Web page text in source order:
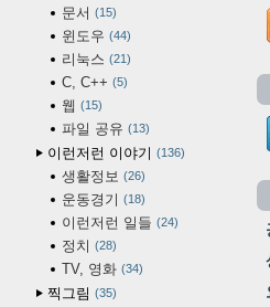
문서 15
윈도우 44
리눅스 21
C, C++ 5
웹 15
파일 공유 13
이런저런 이야기 136
생활정보 26
운동경기 18
이런저런 일들 24
정치 28
TV, 영화 34
찍그림 35